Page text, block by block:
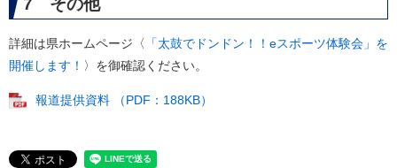
7 その他
詳細は県ホームページ〈
「太鼓でドンドン！！eスポーツ体験会」を
開催します！ 〉を御確認ください。
報道提供資料 （PDF：188KB）